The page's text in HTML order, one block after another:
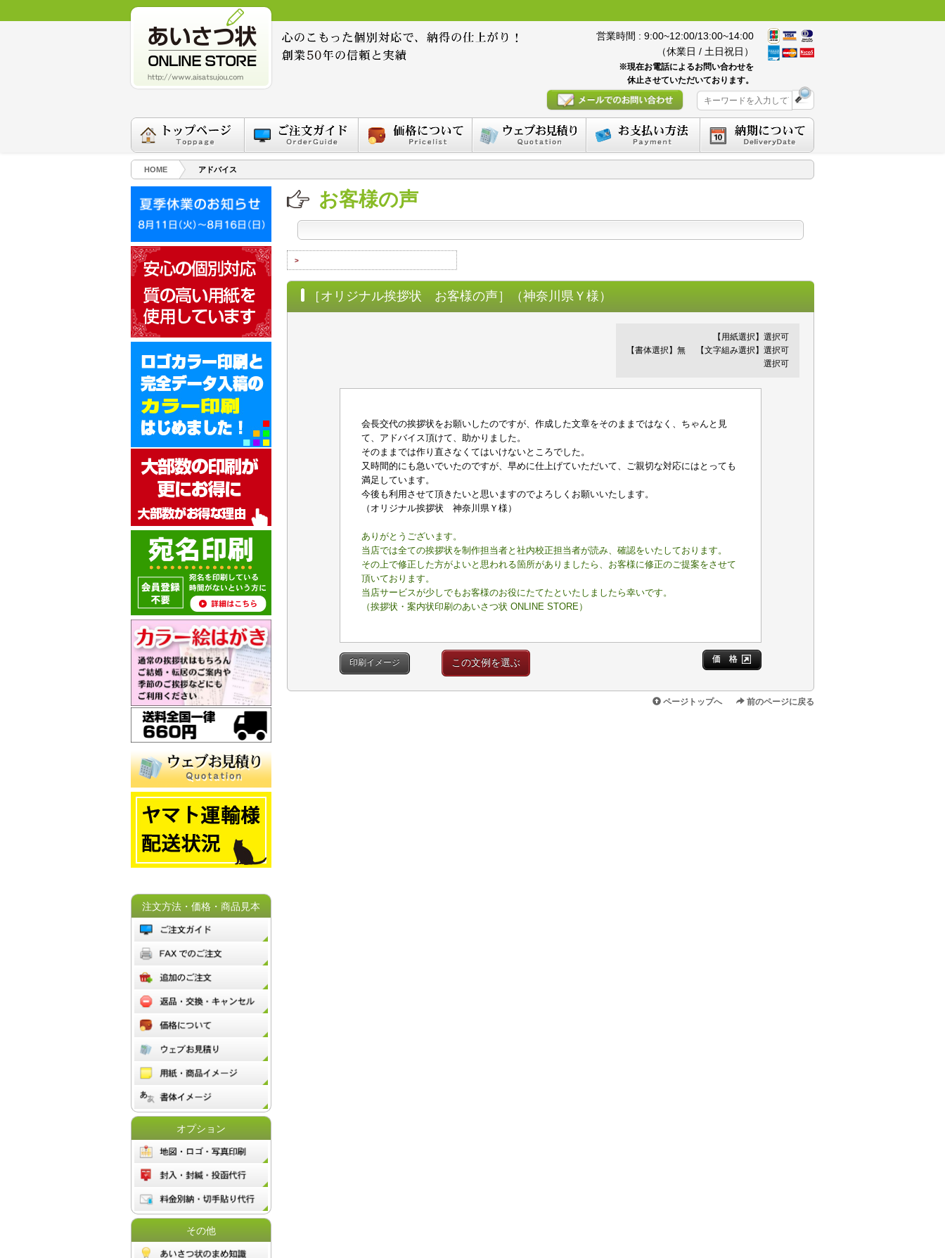
営業時間 : 9:00~12:00/13:00~14:00
（休業日 / 土日祝日）
※現在お電話によるお問い合わせを
休止させていただいております。
HOME アドバイス
お客様の声
>
［オリジナル挨拶状 お客様の声］（神奈川県Ｙ様）
【用紙選択】選択可
【書体選択】無
【文字組み選択】選択可
選択可
会長交代の挨拶状をお願いしたのですが、作成した文章をそのままではなく、ちゃんと見
て、アドバイス頂けて、助かりました。
そのままでは作り直さなくてはいけないところでした。
又時間的にも急いでいたのですが、早めに仕上げていただいて、ご親切な対応にはとっても
満足しています。
今後も利用させて頂きたいと思いますのでよろしくお願いいたします。
（オリジナル挨拶状 神奈川県Ｙ様）
ありがとうございます。
当店では全ての挨拶状を制作担当者と社内校正担当者が読み、確認をいたしております。
その上で修正した方がよいと思われる箇所がありましたら、お客様に修正のご提案をさせて
頂いております。
当店サービスが少しでもお客様のお役にたてたといたしましたら幸いです。
（挨拶状・案内状印刷のあいさつ状 ONLINE STORE）
価 格
印刷イメージ この文例を選ぶ
ページトップへ 前のページに戻る
注文方法・価格・商品見本
オプション
その他